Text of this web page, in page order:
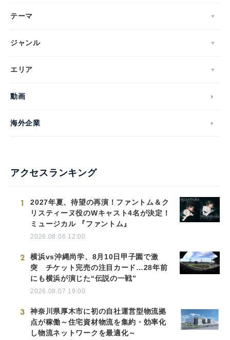
テーマ
ジャンル
エリア
動画
海外企業
アクセスランキング
1
2027年夏、待望の再演！ファントム＆ク
リスティーヌ役のWキャスト4名が決定！
ミュージカル 『ファントム』
2026.08.06 12:00
2
横浜vs沖縄尚学、8月10日甲子園で激
突 チケット完売の注目カード…28年前
にも横浜が演じた“伝説の一戦”
2026.08.07 19:00
3
神奈川県厚木市に初の自社運営型物流拠
点が稼働～住宅資材物流を集約・効率化
し物流ネットワークを最適化～